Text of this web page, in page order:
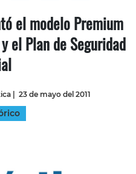
el modelo Premium
el Plan de Seguridad
| 23 de mayo del 2011